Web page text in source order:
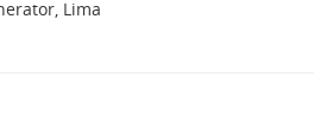
Lima